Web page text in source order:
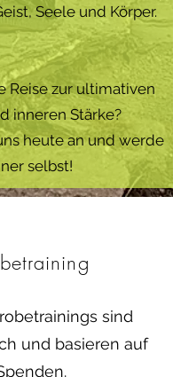
Seele und Körper.
Reise zur ultimativen
inneren Stärke?
heute an und werde
selbst!
sind
und basieren auf